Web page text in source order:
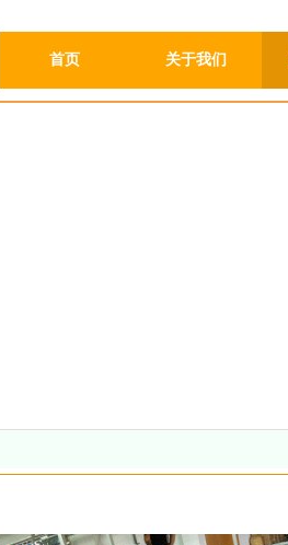
首页 关于我们